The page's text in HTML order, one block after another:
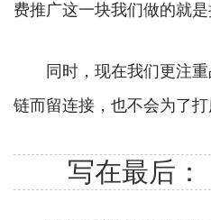
费推广这一块我们做的就
同时，现在我们更注
链而留连接，也不会为了打
写在最后：